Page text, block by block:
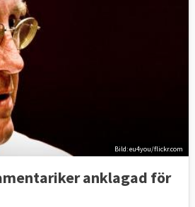
Bild: eu4you/flickr.com
anklagad för